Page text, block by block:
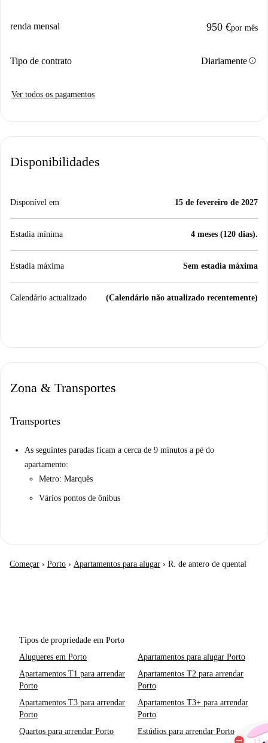
renda mensal 950 €por mês
Tipo de contrato Diariamenteinfo
Ver todos os pagamentos
Disponibilidades
Disponível em 15 de fevereiro de 2027
Estadia mínima 4 meses (120 dias).
Estadia máxima Sem estadia máxima
Calendário actualizado (Calendário não atualizado recentemente)
Zona & Transportes
Transportes
As seguintes paradas ficam a cerca de 9 minutos a pé do
apartamento:
Metro: Marquês
Vários pontos de ônibus
Começar › Porto › Apartamentos para alugar › R. de antero de quental
Tipos de propriedade em Porto
Alugueres em Porto
Apartamentos para alugar Porto
Apartamentos T1 para arrendar
Porto
Apartamentos T2 para arrendar
Porto
Apartamentos T3 para arrendar
Porto
Apartamentos T3+ para arrendar
Porto
Quartos para arrendar Porto
Estúdios para arrendar Porto